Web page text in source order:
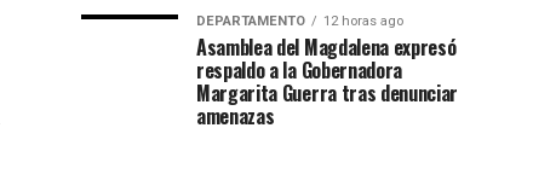
DEPARTAMENTO 12 horas ago
Asamblea del Magdalena expresó
respaldo a la Gobernadora
Margarita Guerra tras denunciar
amenazas